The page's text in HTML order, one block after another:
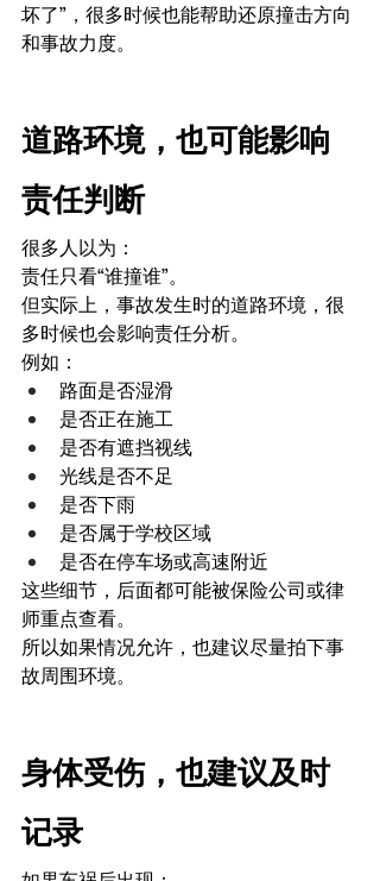
坏了”，很多时候也能帮助还原撞击方向
和事故力度。
道路环境，也可能影响
责任判断
很多人以为：
责任只看“谁撞谁”。
但实际上，事故发生时的道路环境，很
多时候也会影响责任分析。
例如：
路面是否湿滑
是否正在施工
是否有遮挡视线
光线是否不足
是否下雨
是否属于学校区域
是否在停车场或高速附近
这些细节，后面都可能被保险公司或律
师重点查看。
所以如果情况允许，也建议尽量拍下事
故周围环境。
身体受伤，也建议及时
记录